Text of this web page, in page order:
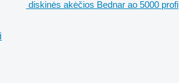
diskinės akėčios Bednar ao 5000 profi